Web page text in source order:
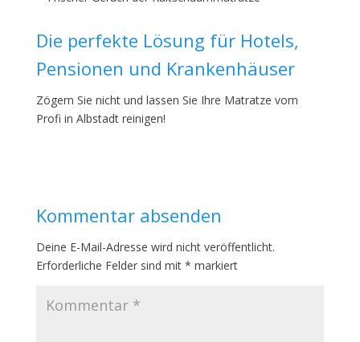
Die perfekte Lösung für Hotels,
Pensionen und Krankenhäuser
Zögern Sie nicht und lassen Sie Ihre Matratze vom
Profi in Albstadt reinigen!
Kommentar absenden
Deine E-Mail-Adresse wird nicht veröffentlicht.
Erforderliche Felder sind mit * markiert